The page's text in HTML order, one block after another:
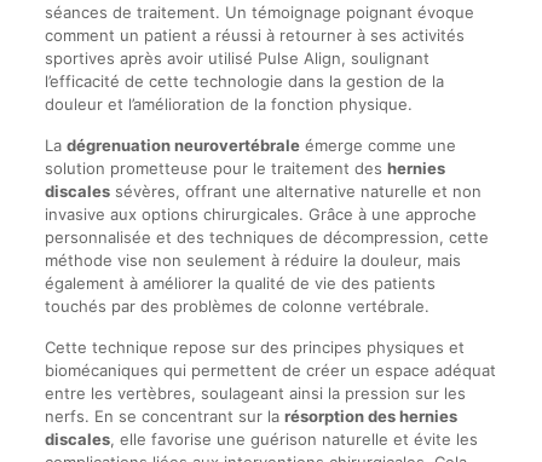
séances de traitement. Un témoignage poignant évoque
comment un patient a réussi à retourner à ses activités
sportives après avoir utilisé Pulse Align, soulignant
l’efficacité de cette technologie dans la gestion de la
douleur et l’amélioration de la fonction physique.
La dégrenuation neurovertébraleémerge comme une
solution prometteuse pour le traitement des hernies
discalessévères, offrant une alternative naturelle et non
invasive aux options chirurgicales. Grâce à une approche
personnalisée et des techniques de décompression, cette
méthode vise non seulement à réduire la douleur, mais
également à améliorer la qualité de vie des patients
touchés par des problèmes de colonne vertébrale.
Cette technique repose sur des principes physiques et
biomécaniques qui permettent de créer un espace adéquat
entre les vertèbres, soulageant ainsi la pression sur les
nerfs. En se concentrant sur la résorption des hernies
discales, elle favorise une guérison naturelle et évite les